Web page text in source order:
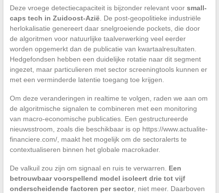
Deze vroege detectiecapaciteit is bijzonder relevant voor small-
caps tech in Zuidoost-Azië. De post-geopolitieke industriële
herlokalisatie genereert daar snelgroeiende pockets, die door
de algoritmen voor natuurlijke taalverwerking veel eerder
worden opgemerkt dan de publicatie van kwartaalresultaten.
Hedgefondsen hebben een duidelijke rotatie naar dit segment
ingezet, maar particulieren met sector screeningtools kunnen er
met een verminderde latentie toegang toe krijgen.
Om deze veranderingen in realtime te volgen, raden we aan om
de algoritmische signalen te combineren met een monitoring
van macro-economische publicaties. Een gestructureerde
nieuwsstroom, zoals die beschikbaar is op https://www.actualite-
financiere.com/, maakt het mogelijk om de sectoralerts te
contextualiseren binnen het globale macrokader.
De valkuil zou zijn om signaal en ruis te verwarren. Een
betrouwbaar voorspellend model isoleert drie tot vijf
onderscheidende factoren per sector, niet meer. Daarboven